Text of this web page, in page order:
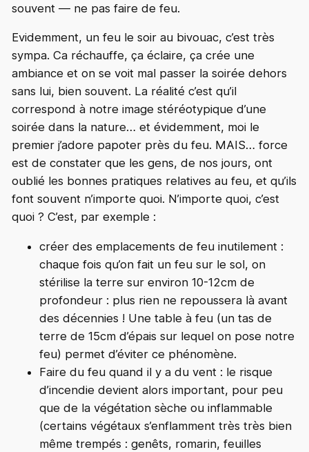
souvent — ne pas faire de feu.
Evidemment, un feu le soir au bivouac, c’est très
sympa. Ca réchauffe, ça éclaire, ça crée une
ambiance et on se voit mal passer la soirée dehors
sans lui, bien souvent. La réalité c’est qu’il
correspond à notre image stéréotypique d’une
soirée dans la nature… et évidemment, moi le
premier j’adore papoter près du feu. MAIS… force
est de constater que les gens, de nos jours, ont
oublié les bonnes pratiques relatives au feu, et qu’ils
font souvent n’importe quoi. N’importe quoi, c’est
quoi ? C’est, par exemple :
créer des emplacements de feu inutilement :
chaque fois qu’on fait un feu sur le sol, on
stérilise la terre sur environ 10-12cm de
profondeur : plus rien ne repoussera là avant
des décennies ! Une table à feu (un tas de
terre de 15cm d’épais sur lequel on pose notre
feu) permet d’éviter ce phénomène.
Faire du feu quand il y a du vent : le risque
d’incendie devient alors important, pour peu
que de la végétation sèche ou inflammable
(certains végétaux s’enflamment très très bien
même trempés : genêts, romarin, feuilles